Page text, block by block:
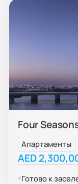
Four
Апартаменты
AED
Готово к